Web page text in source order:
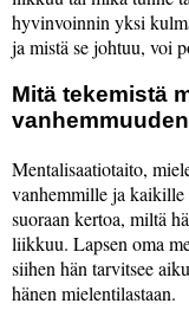
hyvinvoinnin yksi
ja mistä se johtuu, voi
Mitä tekemistä
Mentalisaatiotaito,
vanhemmille ja kaikille
suoraan kertoa, miltä
liikkuu. Lapsen oma
siihen hän tarvitsee
hänen mielentilastaan.